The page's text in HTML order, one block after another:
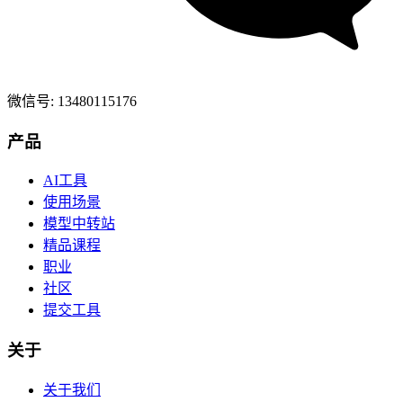
微信号: 13480115176
产品
AI工具
使用场景
模型中转站
精品课程
职业
社区
提交工具
关于
关于我们